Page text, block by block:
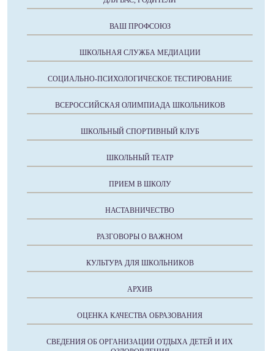
ВАШ ПРОФСОЮЗ
ШКОЛЬНАЯ СЛУЖБА МЕДИАЦИИ
СОЦИАЛЬНО-ПСИХОЛОГИЧЕСКОЕ ТЕСТИРОВАНИЕ
ВСЕРОССИЙСКАЯ ОЛИМПИАДА ШКОЛЬНИКОВ
ШКОЛЬНЫЙ СПОРТИВНЫЙ КЛУБ
ШКОЛЬНЫЙ ТЕАТР
ПРИЕМ В ШКОЛУ
НАСТАВНИЧЕСТВО
РАЗГОВОРЫ О ВАЖНОМ
КУЛЬТУРА ДЛЯ ШКОЛЬНИКОВ
АРХИВ
ОЦЕНКА КАЧЕСТВА ОБРАЗОВАНИЯ
СВЕДЕНИЯ ОБ ОРГАНИЗАЦИИ ОТДЫХА ДЕТЕЙ И ИХ